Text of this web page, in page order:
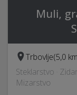
Muli,
Trbovlje(5,0
Steklarstvo ·
Mizarstvo